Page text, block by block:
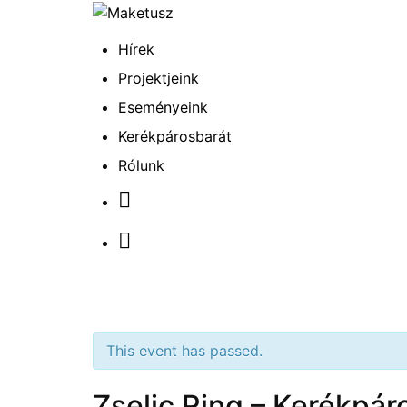
Hírek
Projektjeink
Eseményeink
Kerékpárosbarát
Rólunk
This event has passed.